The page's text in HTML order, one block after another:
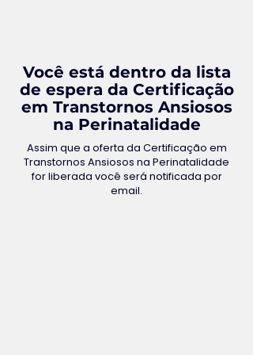
Você está dentro da lista
de espera da Certificação
em Transtornos Ansiosos
na Perinatalidade
Assim que a oferta da Certificação em
Transtornos Ansiosos na Perinatalidade
for liberada você será notificada por
email.